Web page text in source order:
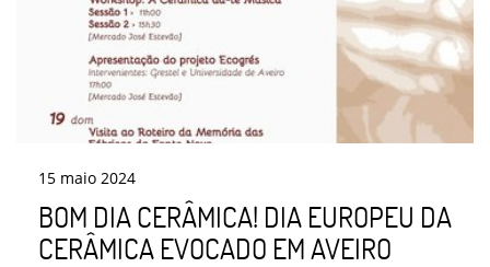
15 maio 2024
BOM DIA CERÂMICA! DIA EUROPEU DA
CERÂMICA EVOCADO EM AVEIRO